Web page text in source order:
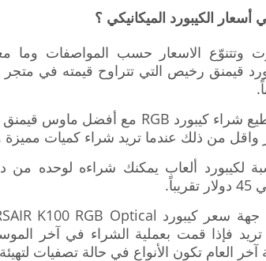
أسعار الكيبورد الميكانيكي ؟
وتتنوّع الاسعار حسب المواصفات
قيمنق رخيص التي تتراوح قيمته في متجر
واقل من ذلك عندما تريد شراء كميات مميزة
لكيبورد ألعاب يمكنك شراءه لوحده
تريد فإذا قمت بعملية الشراء في آخر
آخر العام تكون الأنواع في حالة تصفيات